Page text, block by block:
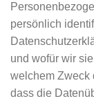
persönlich
und wofür wir
welchem Zweck
dass die